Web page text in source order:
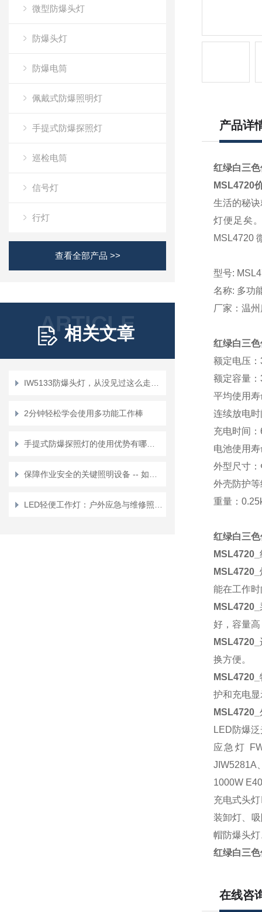
微型防爆头灯
防爆头灯
防爆电筒
佩戴式防爆照明灯
手提式防爆探照灯
巡检电筒
信号灯
行灯
查看全部产品 >>
ARTICLE
相关文章
2分钟轻松学会使用多功能工作棒
产品详
红绿白三
MSL4720
生活的秘
灯便足矣
MSL4720
型号:
名称: 多功
厂家：温
红绿白三
额定电压：
额定容量：
平均使用寿
连续放电时
充电时间：
电池使用
外型尺寸：
外壳防护等
重量：
红绿白三
MSL4720_
MSL4720_
能在工作
MSL4720_
好，容量
MSL4720_
换方便。
MSL4720_
护和充电
MSL4720_
LED防爆
应急灯
JIW5281A
1000W
充电式头灯
装卸灯、
帽防爆头
红绿白三
在线咨